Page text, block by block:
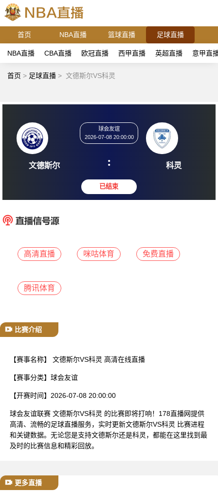
首页 NBA直播 篮球直播 足球直播
NBA直播 CBA直播 欧冠直播 西甲直播 英超直播 意甲直
首页 > 足球直播 > 文德斯尔VS科灵
文德斯尔
2026-07-08 20:00:00
: 科
高清直播 咪咕体育 免费直播
腾讯体育
比赛介绍
【赛事名称】 文德斯尔VS科灵 高清在线直播
【赛事分类】 球会友谊
【开赛时间】 2026-07-08 20:00:00
球会友谊联赛 文德斯尔VS科灵 的比赛即将打响！178直播网提供
高清、流畅的足球直播服务，实时更新文德斯尔VS科灵 比赛进程
和关键数据。无论您是支持文德斯尔还是科灵，都能在这里找到最
及时的比赛信息和精彩回放。
更多直播